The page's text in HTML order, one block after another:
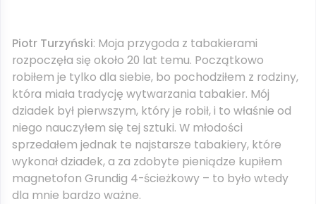
Piotr Turzyński: Moja przygoda z tabakierami
rozpoczęła się około 20 lat temu. Początkowo
robiłem je tylko dla siebie, bo pochodziłem z rodziny,
która miała tradycję wytwarzania tabakier. Mój
dziadek był pierwszym, który je robił, i to właśnie od
niego nauczyłem się tej sztuki. W młodości
sprzedałem jednak te najstarsze tabakiery, które
wykonał dziadek, a za zdobyte pieniądze kupiłem
magnetofon Grundig 4-ścieżkowy – to było wtedy
dla mnie bardzo ważne.